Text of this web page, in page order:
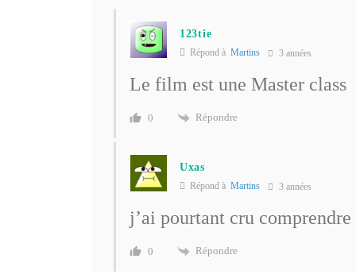
123tie
Répond à Martins 3 années
Le film est une Master class
0 Répondre
Uxas
Répond à Martins 3 années
j’ai pourtant cru
0 Répondre